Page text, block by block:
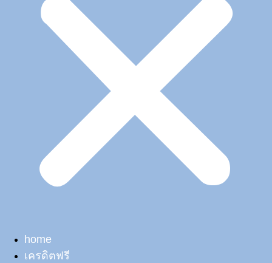
home
เครดิตฟรี